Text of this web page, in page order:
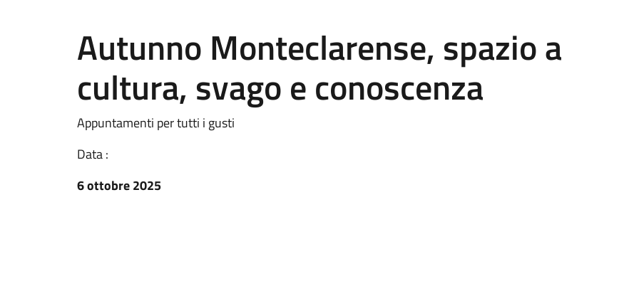
Autunno Monteclarense, spazio a
cultura, svago e conoscenza
Appuntamenti per tutti i gusti
Data :
6 ottobre 2025